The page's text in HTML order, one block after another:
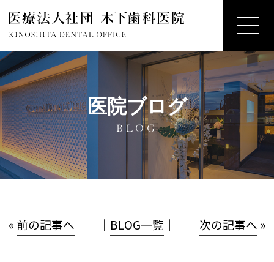
医院ブログ
BLOG
« 前の記事へ │ BLOG一覧 │ 次の記事へ »